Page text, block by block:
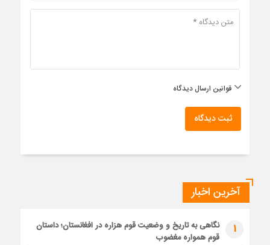
قوانین ارسال دیدگاه
ثبت دیدگاه
آخرین اخبار
1
نگاهی به تاریخ و وضعیت قوم هزاره در افغانستان؛ داستان
قوم همواره مغضوب